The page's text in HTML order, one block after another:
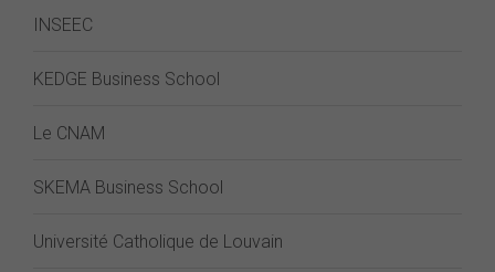
INSEEC
KEDGE Business School
Le CNAM
SKEMA Business School
Université Catholique de Louvain